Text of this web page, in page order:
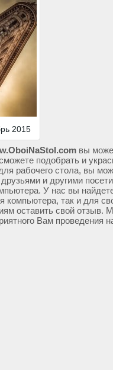
2015
вы
подобрать и
рабочего стола, вы
и другими
У нас вы
так и для
оставить свой
Вам проведения